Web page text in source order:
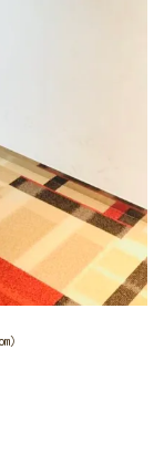
）